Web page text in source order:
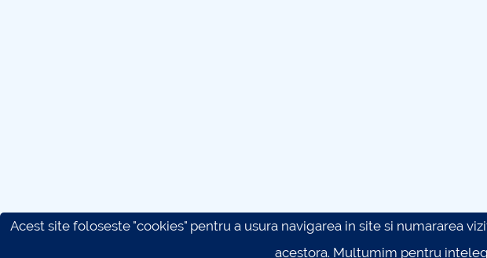
Acest site foloseste "cookies" pentru a usura navigarea in site si numararea
acestora. Multumim pentru